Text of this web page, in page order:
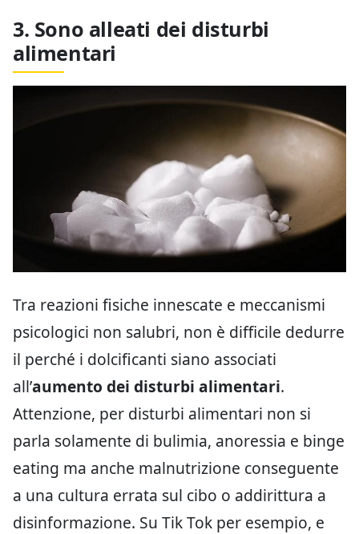
3. Sono alleati dei disturbi
alimentari
Tra reazioni fisiche innescate e meccanismi
psicologici non salubri, non è difficile dedurre
il perché i dolcificanti siano associati
all’aumento dei disturbi alimentari.
Attenzione, per disturbi alimentari non si
parla solamente di bulimia, anoressia e binge
eating ma anche malnutrizione conseguente
a una cultura errata sul cibo o addirittura a
disinformazione. Su Tik Tok per esempio, e